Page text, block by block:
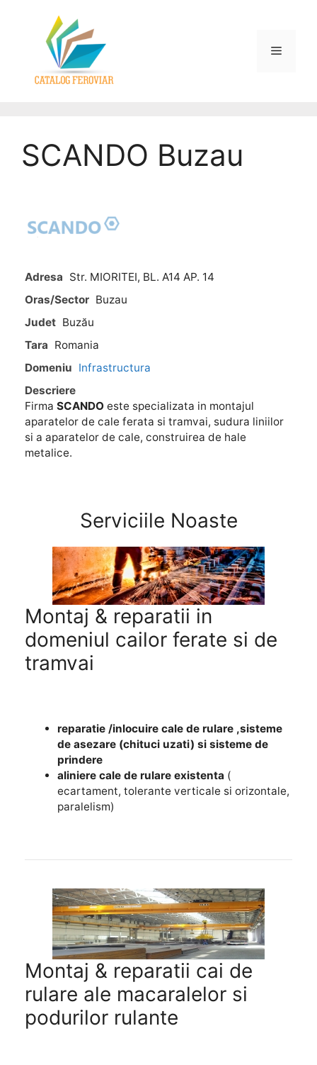
SCANDO Buzau
Adresa Str. MIORITEI, BL. A14 AP. 14
Oras/Sector Buzau
Judet Buzău
Tara Romania
Domeniu Infrastructura
Descriere
Firma SCANDO este specializata in montajul
aparatelor de cale ferata si tramvai, sudura liniilor
si a aparatelor de cale, construirea de hale
metalice.
Serviciile Noaste
Montaj & reparatii in
domeniul cailor ferate si de
tramvai
reparatie /inlocuire cale de rulare ,sisteme
de asezare (chituci uzati) si sisteme de
prindere
aliniere cale de rulare existenta (
ecartament, tolerante verticale si orizontale,
paralelism)
Montaj & reparatii cai de
rulare ale macaralelor si
podurilor rulante